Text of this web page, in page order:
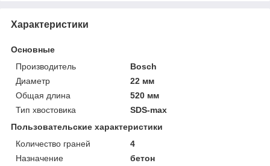
Характеристики
Основные
Производитель
Bosch
Диаметр
22 мм
Общая длина
520 мм
Тип хвостовика
SDS-max
Пользовательские характеристики
Количество граней
4
Назначение
бетон